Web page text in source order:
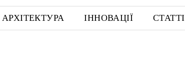
АРХІТЕКТУРА ІННОВАЦІЇ СТАТТІ